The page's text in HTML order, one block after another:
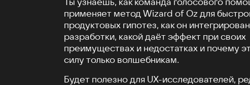
применяет метод Wizard of Oz для
продуктовых гипотез, как он
разработки, какой даёт эффект при своих
преимуществах и недостатках и почему
силу только волшебникам.
Будет полезно для UX-исследователей,